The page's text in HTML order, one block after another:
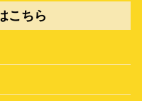
こちら